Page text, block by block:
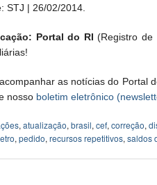
STJ | 26/02/2014.
Portal do RI (Registro de
as notícias do Portal
nosso boletim eletrônico
, atualização, brasil, cef, correção,
, pedido, recursos repetitivos, saldos